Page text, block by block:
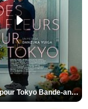
Des Fleurs pour Tokyo Bande-annonce VO STFR